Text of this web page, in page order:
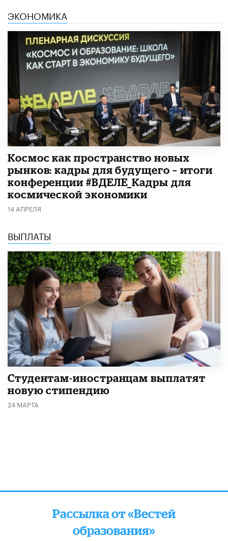
ЭКОНОМИКА
Космос как пространство новых
рынков: кадры для будущего – итоги
конференции #ВДЕЛЕ_Кадры для
космической экономики
14 АПРЕЛЯ
ВЫПЛАТЫ
Студентам-иностранцам выплатят
новую стипендию
24 МАРТА
Рассылка от «Вестей
образования»